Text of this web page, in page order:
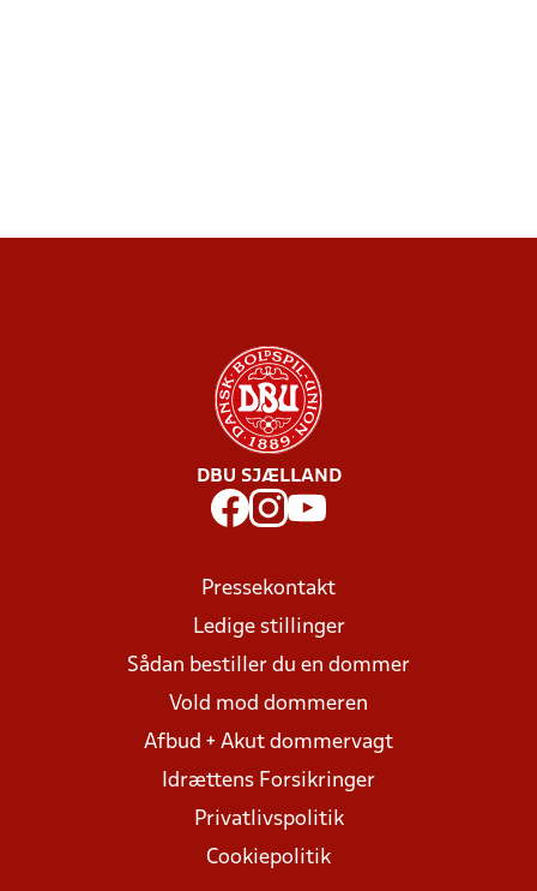
DBU SJÆLLAND
Pressekontakt
Ledige stillinger
Sådan bestiller du en dommer
Vold mod dommeren
Afbud + Akut dommervagt
Idrættens Forsikringer
Privatlivspolitik
Cookiepolitik